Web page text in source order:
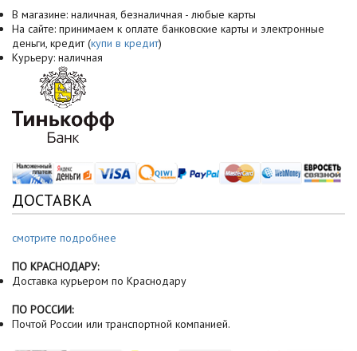
В магазине: наличная, безналичная - любые карты
На сайте: принимаем к оплате банковские карты и электронные
деньги, кредит (купи в кредит)
Курьеру: наличная
ДОСТАВКА
смотрите подробнее
ПО КРАСНОДАРУ:
Доставка курьером по Краснодару
ПО РОССИИ:
Почтой России или транспортной компанией.